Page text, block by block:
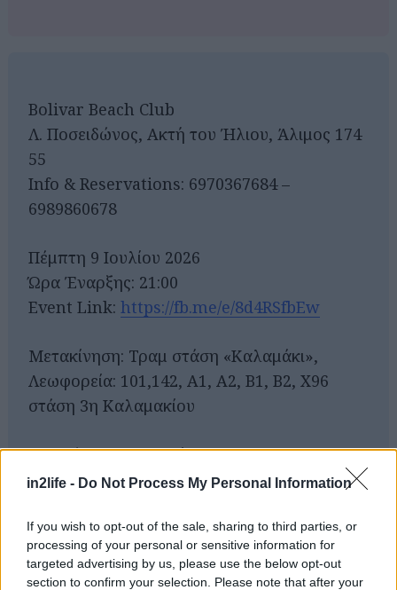
in2life - Do Not Process My Personal Information
If you wish to opt-out of the sale, sharing to third parties, or
processing of your personal or sensitive information for
targeted advertising by us, please use the below opt-out
section to confirm your selection. Please note that after your
Bolivar Beach Club
Λ. Ποσειδώνος, Ακτή του Ήλιου, Άλιμος 174
55
Info & Reservations: 6970367684 –
6989860678
Πέμπτη 9 Ιουλίου 2026
Ώρα Έναρξης: 21:00
Event Link: https://fb.me/e/8d4RSfbEw
Μετακίνηση: Τραμ στάση «Καλαμάκι»,
Λεωφορεία: 101,142, A1, A2, B1, B2, X96
στάση 3η Καλαμακίου
Προπώληση Εισιτηρίων:More.com
για...